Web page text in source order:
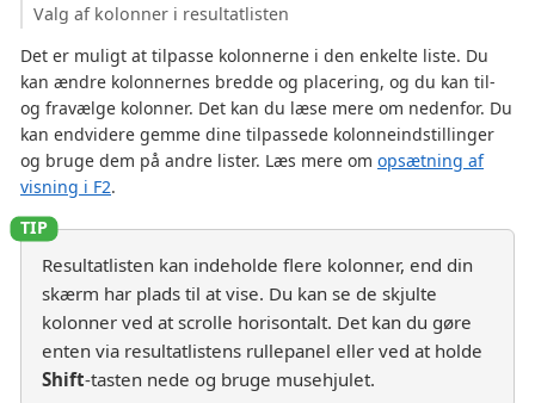
Valg af kolonner i resultatlisten
Det er muligt at tilpasse kolonnerne i den enkelte liste. Du
kan ændre kolonnernes bredde og placering, og du kan til-
og fravælge kolonner. Det kan du læse mere om nedenfor. Du
kan endvidere gemme dine tilpassede kolonneindstillinger
og bruge dem på andre lister. Læs mere om opsætning af
visning i F2.
Resultatlisten kan indeholde flere kolonner, end din
skærm har plads til at vise. Du kan se de skjulte
kolonner ved at scrolle horisontalt. Det kan du gøre
enten via resultatlistens rullepanel eller ved at holde
Shift-tasten nede og bruge musehjulet.